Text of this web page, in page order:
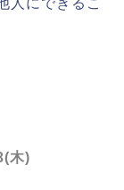
人にできるこ
木)